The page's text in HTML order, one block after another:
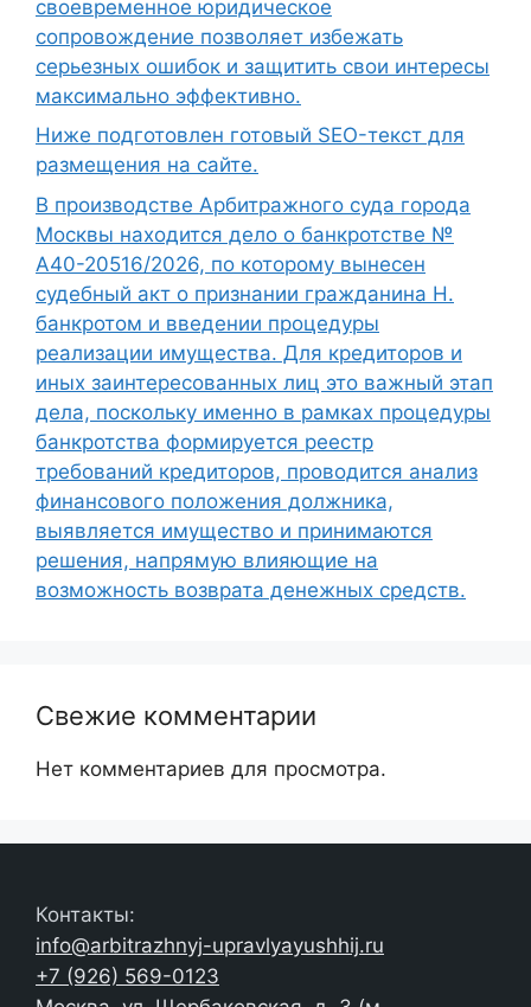
своевременное юридическое
сопровождение позволяет избежать
серьезных ошибок и защитить свои интересы
максимально эффективно.
Ниже подготовлен готовый SEO-текст для
размещения на сайте.
В производстве Арбитражного суда города
Москвы находится дело о банкротстве №
А40-20516/2026, по которому вынесен
судебный акт о признании гражданина Н.
банкротом и введении процедуры
реализации имущества. Для кредиторов и
иных заинтересованных лиц это важный этап
дела, поскольку именно в рамках процедуры
банкротства формируется реестр
требований кредиторов, проводится анализ
финансового положения должника,
выявляется имущество и принимаются
решения, напрямую влияющие на
возможность возврата денежных средств.
Свежие комментарии
Нет комментариев для просмотра.
Контакты:
info@arbitrazhnyj-upravlyayushhij.ru
+7 (926) 569-0123